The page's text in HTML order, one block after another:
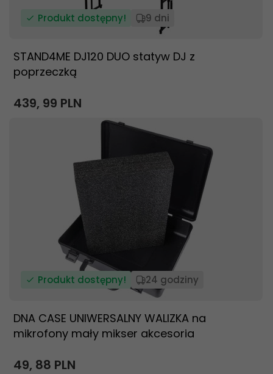
Produkt dostępny! 9 dni
STAND4ME DJ120 DUO statyw DJ z
poprzeczką
439, 99 PLN
Produkt dostępny! 24 godziny
DNA CASE UNIWERSALNY WALIZKA na
mikrofony mały mikser akcesoria
49, 88 PLN